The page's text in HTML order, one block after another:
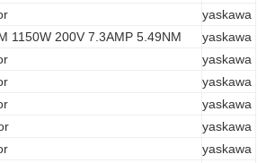
yaskawa
1150W 200V 7.3AMP 5.49NM
yaskawa
yaskawa
yaskawa
yaskawa
yaskawa
yaskawa